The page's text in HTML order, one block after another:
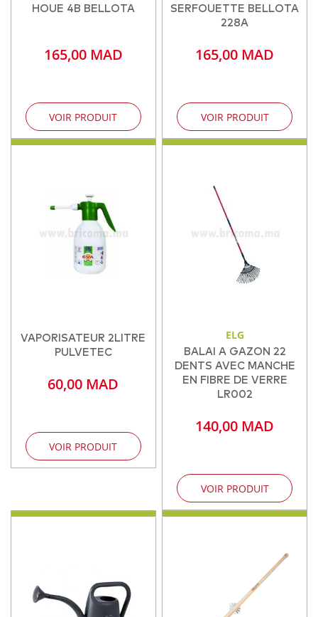
HOUE 4B BELLOTA
165,00 MAD
VOIR PRODUIT
SERFOUETTE BELLOTA
228A
165,00 MAD
VOIR PRODUIT
VAPORISATEUR 2LITRE
PULVETEC
60,00 MAD
VOIR PRODUIT
ELG
BALAI A GAZON 22
DENTS AVEC MANCHE
EN FIBRE DE VERRE
LR002
140,00 MAD
VOIR PRODUIT